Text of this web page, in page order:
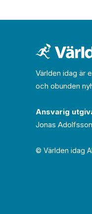
Världen idag är
och obunden
Ansvarig
Jonas Adolfsson
© Världen idag